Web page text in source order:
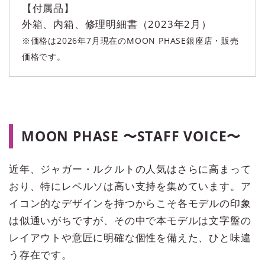
【付属品】
外箱、内箱、修理明細書（2023年2月）
※価格は2026年7月現在のMOON PHASE銀座店・販売
価格です。
MOON PHASE 〜STAFF VOICE〜
近年、ジャガー・ルクルトの人気はさらに高まって
おり、特にレベルソは高い支持を集めています。ア
イコン的なデザインを持つからこそ各モデルの印象
は似通いがちですが、その中で本モデルは文字盤の
レイアウトや意匠に明確な個性を備えた、ひと味違
う存在です。